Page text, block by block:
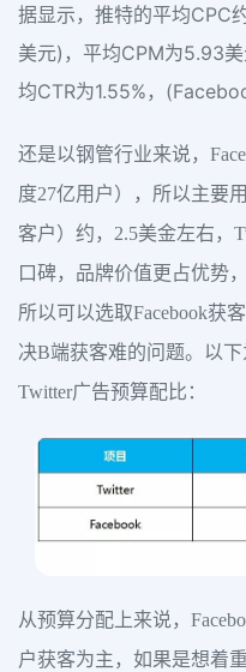
据显示，推特的平均CPC
美元)，平均CPM为5.93
均CTR为1.55%，
还是以钢管行业来说，
度27亿用户），所以主要
客户）约，2.5美金左右，
口碑，品牌价值更占优势
所以可以选取Facebook获
决B端获客难的问题。以下
Twitter广告预算配比：
从预算分配上来说，
户获客为主，如果是想着